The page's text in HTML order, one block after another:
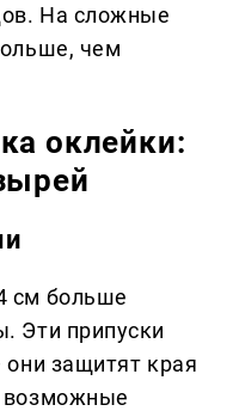
На сложные
чем
оклейки:
см больше
Эти припуски
они защитят края
возможные